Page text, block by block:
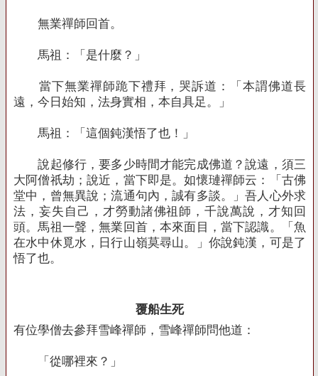
無業禪師回首。
馬祖：「是什麼？」
當下無業禪師跪下禮拜，哭訴道：「本謂佛道長
遠，今日始知，法身實相，本自具足。」
馬祖：「這個鈍漢悟了也！」
說起修行，要多少時間才能完成佛道？說遠，須三
大阿僧祇劫；說近，當下即是。如懷璉禪師云：「古佛
堂中，曾無異說；流通句內，誠有多談。」吾人心外求
法，妄失自己，才勞動諸佛祖師，千說萬說，才知回
頭。馬祖一聲，無業回首，本來面目，當下認識。「魚
在水中休覓水，日行山嶺莫尋山。」你說鈍漢，可是了
悟了也。
覆船生死
有位學僧去參拜雪峰禪師，雪峰禪師問他道：
「從哪裡來？」